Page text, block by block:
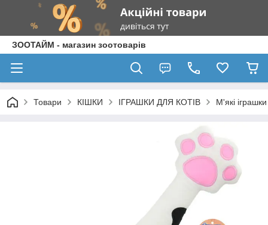
ЗООТАЙМ - магазин зоотоварів
Товари КІШКИ ІГРАШКИ ДЛЯ КОТІВ М'які іграшки